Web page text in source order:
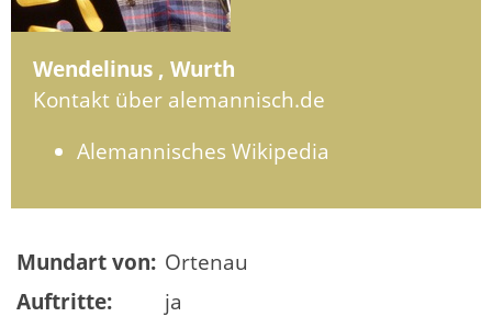
Wendelinus , Wurth
Kontakt über alemannisch.de
Alemannisches Wikipedia
Mundart von: Ortenau
Auftritte:
ja